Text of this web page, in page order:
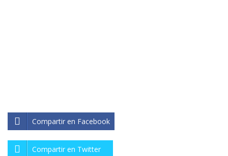
Compartir en Facebook
Compartir en Twitter